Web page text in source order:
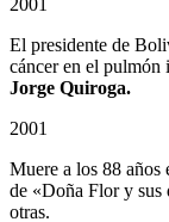
El presidente de
cáncer en el pulmón
Jorge Quiroga.
2001
Muere a los 88 años
de «Doña Flor y sus
otras.